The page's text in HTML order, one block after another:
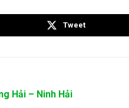
Tweet
Hải – Ninh Hải